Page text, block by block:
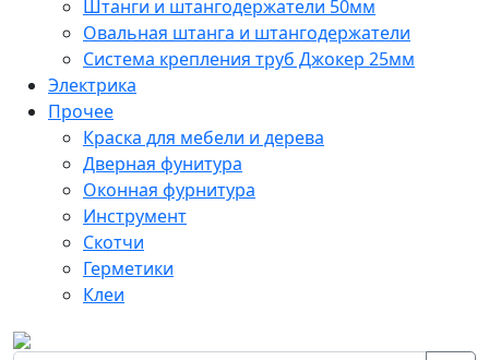
Штанги и штангодержатели 50мм
Овальная штанга и штангодержатели
Система крепления труб Джокер 25мм
Электрика
Прочее
Краска для мебели и дерева
Дверная фунитура
Оконная фурнитура
Инструмент
Скотчи
Герметики
Клеи